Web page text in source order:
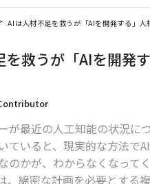
AIは人材不足を救うが「AIを開発する」人
を救うが「AIを開発
が最近の人工知能の状況に
ていると、現実的な方法で
のかが、わからなくなって
、綿密な計画を必要とする